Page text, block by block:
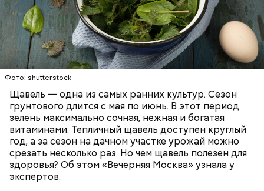
Фото: shutterstock
Щавель — одна из самых ранних культур. Сезон
грунтового длится с мая по июнь. В этот период
зелень максимально сочная, нежная и богатая
витаминами. Тепличный щавель доступен круглый
год, а за сезон на дачном участке урожай можно
срезать несколько раз. Но чем щавель полезен для
здоровья? Об этом «Вечерняя Москва» узнала у
экспертов.
Опасность же щавеля состоит в том, что он
содержит большое количество щавелевой кислоты,
которая может способствовать образованию
ЗДОРОВЬЕ ВРАЧИ
РАСТЕНИЯ
ПРОДУКТЫ